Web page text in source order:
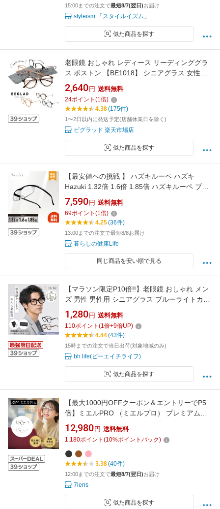
15:00までの注文で最短8/7(翌日)お届け
styleism 「スタイルイズム」
似た商品を探す
老眼鏡 おしゃれ レディース リーディンググラ
ス ボストン 【BE1018】 シニアグラス 女性 軽
量 クラシック 日本企画 メガネケース付き 読書
裁縫 スマホ 40代 50代 60代 誕生日 プレゼント
ギフト 敬老の日 母の日 ビグラッド beglad 送
2,640 円 送料無料
24ポイント (1倍)
4.38(175件)
1〜2日以内に発送予定(店舗休業日を除く)
ビグラッド 楽天市場店
似た商品を探す
【最安値への挑戦 】 ハズキルーペ ハズキ
Hazuki 1.32倍 1.6倍 1.85倍 ハズキルーペ ブラ
ック 黒 最新モデル ブルーライト対応 老眼鏡 ル
ーペ 黒ハズキルーペ ラージ クリアレンズ ブル
ーライトカット 送料無料【レビューで500円off
7,590 円 送料無料
69ポイント (1倍)
4.25(36件)
13:00までの注文で最短8/8お届け
暮らしの健康Life
同じ商品を安い順で見る
【マラソン限定P10倍!!】老眼鏡 おしゃれ メン
ズ 男性 男性用 シニアグラス ブルーライトカッ
ト ブルーライトカットメガネ コンパクト ピン
トグラス リーディンググラス PCメガネ PC眼
鏡 老眼 軽量 眼鏡 ブルーライト 度入り 1.0 1.5
2.0 2.5 3.0 3.5 4.0
1,280 円 送料無料
110ポイント (1倍+9倍UP)
4.44(43件)
15時までの注文で当日出荷(対象地域のみ)
bh life(ビーエイチライフ)
似た商品を探す
【最大1000円OFFクーポン＆エントリーでP5
倍】ミエルPRO （ミエルプロ） プレミアム老
眼鏡 ウェリントン ラウンド 軽量フレーム βチ
タン ウルテム UVカット ブルーライトカット
累進多焦点レンズ 遠近両用 中近 母の日 プレゼ
ント
12,980 円 送料無料
1,180ポイント (10%ポイントバック)
3.38(40件)
12:00までの注文で最短8/7(翌日)お届け
7lens
似た商品を探す